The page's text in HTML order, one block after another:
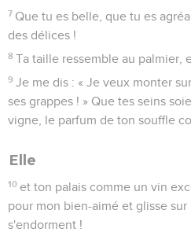
7 Que tu es belle, que tu es
des délices !
8 Ta taille ressemble au palmier,
9 Je me dis : « Je veux monter
ses grappes ! » Que tes seins
vigne, le parfum de ton souffle
Elle
10 et ton palais comme un vin
pour mon bien-aimé et glisse
s'endorment !